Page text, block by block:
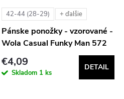
42-44 (28-29) + ďalšie
Pánske ponožky - vzorované -
Wola Casual Funky Man 572
€4,09
Skladom 1 ks
DETAIL